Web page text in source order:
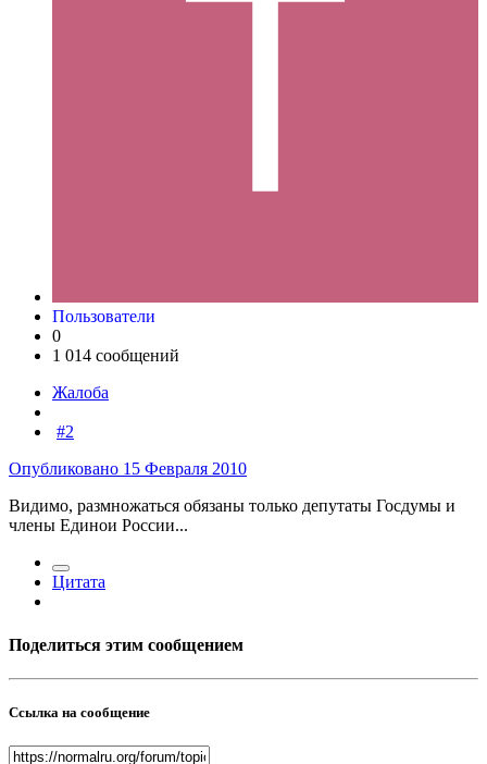
Пользователи
0
1 014 сообщений
Жалоба
#2
Опубликовано 15 Февраля 2010
Видимо, размножаться обязаны только депутаты Госдумы и
члены Единои России...
Цитата
Поделиться этим сообщением
Ссылка на сообщение